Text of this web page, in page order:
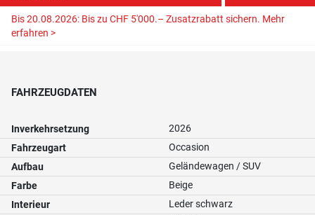
FAHRZEUGDATEN
Inverkehrsetzung
2026
Fahrzeugart
Occasion
Aufbau
Geländewagen / SUV
Farbe
Beige
Interieur
Leder schwarz
Bis 20.08.2026: Bis zu CHF 5'000.– Zusatzrabatt sichern. Mehr
erfahren >